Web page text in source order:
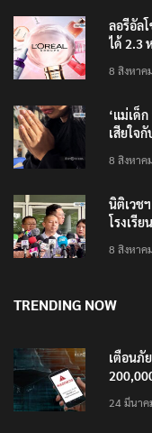
ลอรีอัล
ได้ 2.3
8 สิงหาค
‘แม่เด็
เสียใจ
8 สิงหาค
นิติเวช
โรงเรี
8 สิงหาค
TRENDING NOW
เตือนภั
24 มีนาค